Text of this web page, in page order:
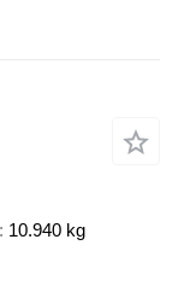
10.940 kg